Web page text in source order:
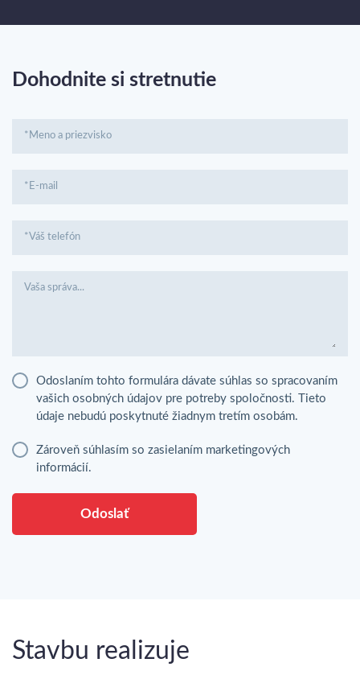
Dohodnite si stretnutie
*Meno a priezvisko
*E-mail
*Váš telefón
Vaša správa...
Odoslaním tohto formulára dávate súhlas so spracovaním
vašich osobných údajov pre potreby spoločnosti. Tieto
údaje nebudú poskytnuté žiadnym tretím osobám.
Zároveň súhlasím so zasielaním marketingových
informácií.
Odoslať
Stavbu realizuje